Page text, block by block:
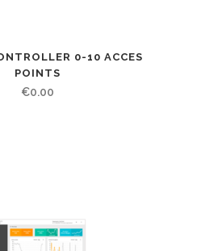
0-10 ACCES
POINTS
€0.00